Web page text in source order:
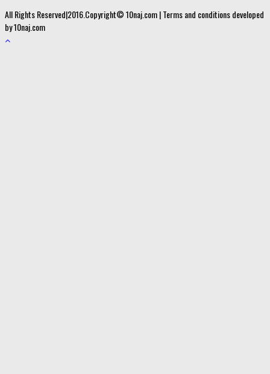
All Rights Reserved|2016.Copyright© 10naj.com | Terms and conditions developed
by 10naj.com